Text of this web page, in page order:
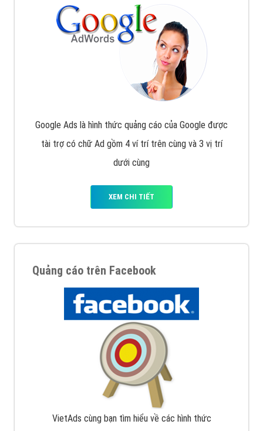
Google Ads là hình thức quảng cáo của Google được
tài trợ có chữ Ad gồm 4 ví trí trên cùng và 3 vị trí
dưới cùng
XEM CHI TIẾT
Quảng cáo trên Facebook
VietAds cùng bạn tìm hiểu về các hình thức